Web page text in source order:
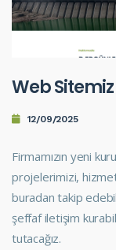
Web
12/09/2025
Firmamızın yeni
projelerimizi, hizmet
buradan takip
şeffaf iletişim
tutacağız.